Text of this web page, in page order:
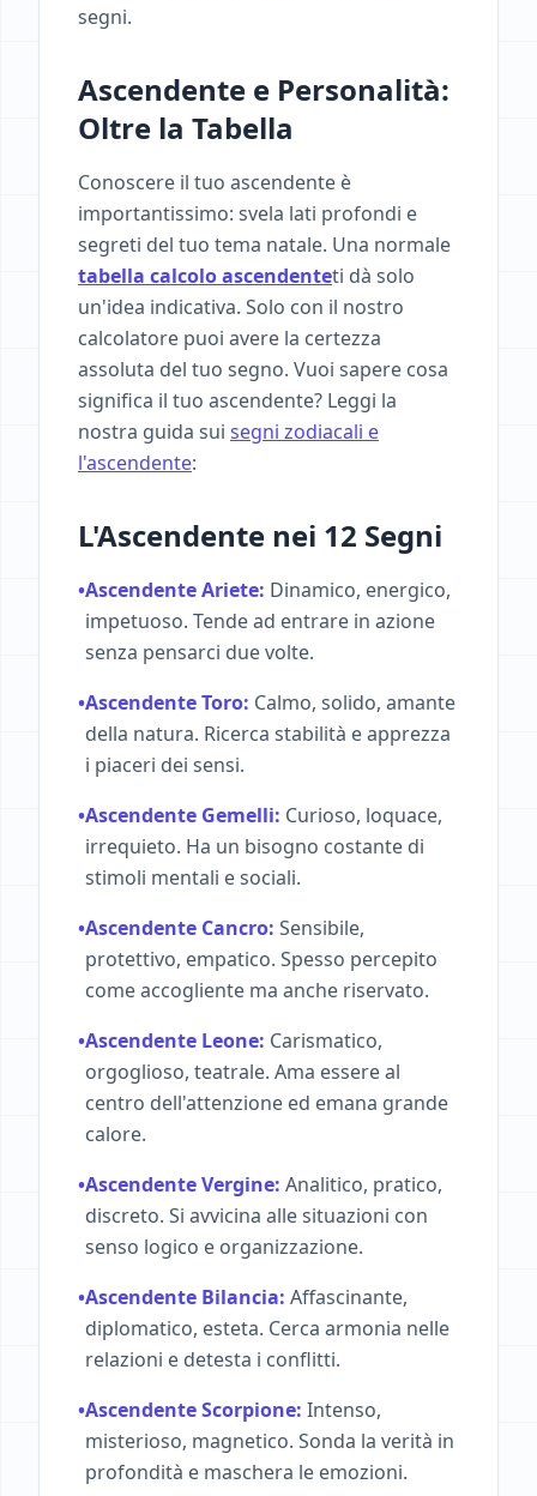
segni.
Ascendente e Personalità:
Oltre la Tabella
Conoscere il tuo ascendente è
importantissimo: svela lati profondi e
segreti del tuo tema natale. Una normale
tabella calcolo ascendenteti dà solo
un'idea indicativa. Solo con il nostro
calcolatore puoi avere la certezza
assoluta del tuo segno. Vuoi sapere cosa
significa il tuo ascendente? Leggi la
nostra guida sui segni zodiacali e
l'ascendente:
L'Ascendente nei 12 Segni
•Ascendente Ariete: Dinamico, energico,
impetuoso. Tende ad entrare in azione
senza pensarci due volte.
•Ascendente Toro: Calmo, solido, amante
della natura. Ricerca stabilità e apprezza
i piaceri dei sensi.
•Ascendente Gemelli: Curioso, loquace,
irrequieto. Ha un bisogno costante di
stimoli mentali e sociali.
•Ascendente Cancro: Sensibile,
protettivo, empatico. Spesso percepito
come accogliente ma anche riservato.
•Ascendente Leone: Carismatico,
orgoglioso, teatrale. Ama essere al
centro dell'attenzione ed emana grande
calore.
•Ascendente Vergine: Analitico, pratico,
discreto. Si avvicina alle situazioni con
senso logico e organizzazione.
•Ascendente Bilancia: Affascinante,
diplomatico, esteta. Cerca armonia nelle
relazioni e detesta i conflitti.
•Ascendente Scorpione: Intenso,
misterioso, magnetico. Sonda la verità in
profondità e maschera le emozioni.